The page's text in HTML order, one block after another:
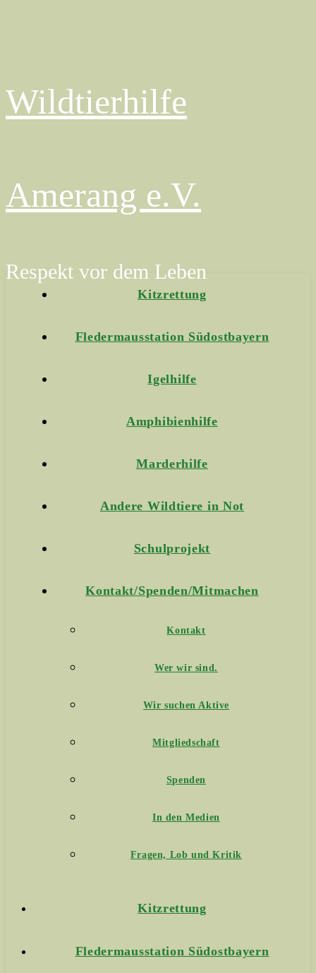
Wildtierhilfe
Amerang e.V.
Respekt vor dem Leben
Kitzrettung
Fledermausstation Südostbayern
Igelhilfe
Amphibienhilfe
Marderhilfe
Andere Wildtiere in Not
Schulprojekt
Kontakt/Spenden/Mitmachen
Kontakt
Wer wir sind.
Wir suchen Aktive
Mitgliedschaft
Spenden
In den Medien
Fragen, Lob und Kritik
Kitzrettung
Fledermausstation Südostbayern